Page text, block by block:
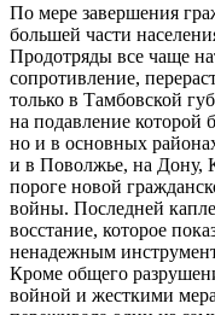
По мере завершения
большей части
Продотряды все чаще
сопротивление,
только в Тамбовской
на подавление
но и в основных
и в Поволжье, на Дону,
пороге новой
войны. Последней
восстание, которое
ненадежным
Кроме общего
войной и жесткими